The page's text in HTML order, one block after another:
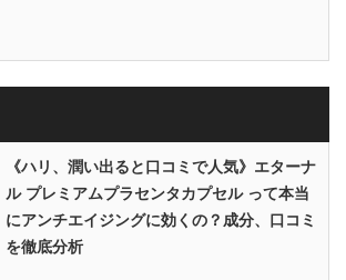
《ハリ、潤い出ると口コミで人気》エターナ
ル プレミアムプラセンタカプセル って本当
にアンチエイジングに効くの？成分、口コミ
を徹底分析